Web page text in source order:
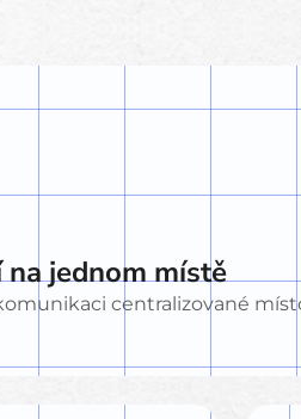
na jednom místě
centralizované